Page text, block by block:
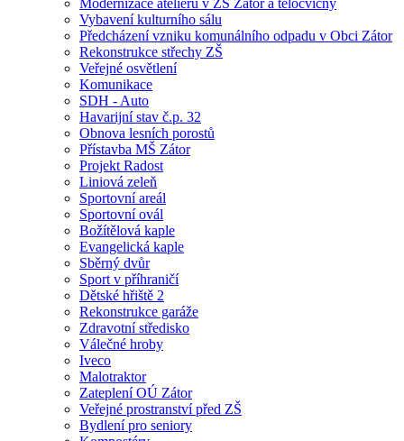
Modernizace ateliéru v ZŠ Zátor a tělocvičny
Vybavení kulturního sálu
Předcházení vzniku komunálního odpadu v Obci Zátor
Rekonstrukce střechy ZŠ
Veřejné osvětlení
Komunikace
SDH - Auto
Havarijní stav č.p. 32
Obnova lesních porostů
Přístavba MŠ Zátor
Projekt Radost
Liniová zeleň
Sportovní areál
Sportovní ovál
Božítělová kaple
Evangelická kaple
Sběrný dvůr
Sport v příhraničí
Dětské hřiště 2
Rekonstrukce garáže
Zdravotní středisko
Válečné hroby
Iveco
Malotraktor
Zateplení OÚ Zátor
Veřejné prostranství před ZŠ
Bydlení pro seniory